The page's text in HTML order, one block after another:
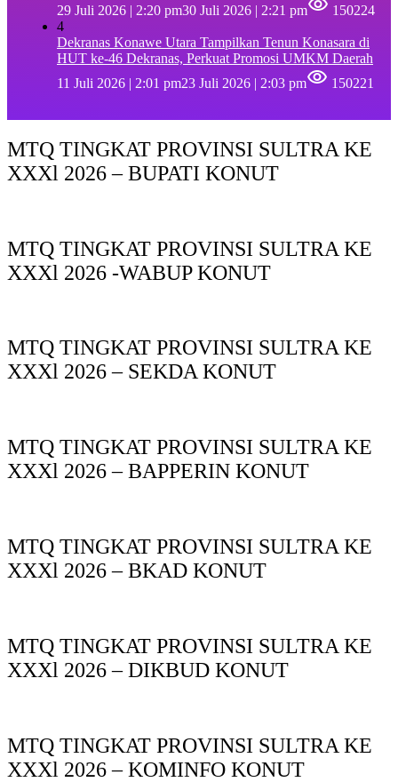
29 Juli 2026 | 2:20 pm30 Juli 2026 | 2:21 pm
150224
4
Dekranas Konawe Utara Tampilkan Tenun Konasara di
HUT ke-46 Dekranas, Perkuat Promosi UMKM Daerah
11 Juli 2026 | 2:01 pm23 Juli 2026 | 2:03 pm 150221
MTQ TINGKAT PROVINSI SULTRA KE
XXXl 2026 – BUPATI KONUT
MTQ TINGKAT PROVINSI SULTRA KE
XXXl 2026 -WABUP KONUT
MTQ TINGKAT PROVINSI SULTRA KE
XXXl 2026 – SEKDA KONUT
MTQ TINGKAT PROVINSI SULTRA KE
XXXl 2026 – BAPPERIN KONUT
MTQ TINGKAT PROVINSI SULTRA KE
XXXl 2026 – BKAD KONUT
MTQ TINGKAT PROVINSI SULTRA KE
XXXl 2026 – DIKBUD KONUT
MTQ TINGKAT PROVINSI SULTRA KE
XXXl 2026 – KOMINFO KONUT